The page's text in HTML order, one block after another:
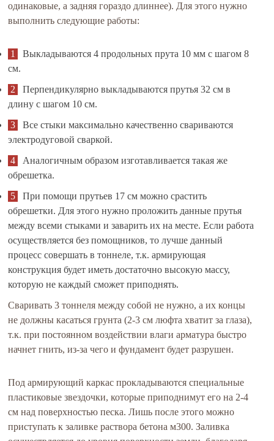
одинаковые, а задняя гораздо длиннее). Для этого нужно
выполнить следующие работы:
Выкладываются 4 продольных прута 10 мм с шагом 8
см.
Перпендикулярно выкладываются прутья 32 см в
длину с шагом 10 см.
Все стыки максимально качественно свариваются
электродуговой сваркой.
Аналогичным образом изготавливается такая же
обрешетка.
При помощи прутьев 17 см можно срастить
обрешетки. Для этого нужно проложить данные прутья
между всеми стыками и заварить их на месте. Если работа
осуществляется без помощников, то лучше данный
процесс совершать в тоннеле, т.к. армирующая
конструкция будет иметь достаточно высокую массу,
которую не каждый сможет приподнять.
Сваривать 3 тоннеля между собой не нужно, а их концы
не должны касаться грунта (2-3 см люфта хватит за глаза),
т.к. при постоянном воздействии влаги арматура быстро
начнет гнить, из-за чего и фундамент будет разрушен.
Под армирующий каркас прокладываются специальные
пластиковые звездочки, которые приподнимут его на 2-4
см над поверхностью песка. Лишь после этого можно
приступать к заливке раствора бетона м300. Заливка